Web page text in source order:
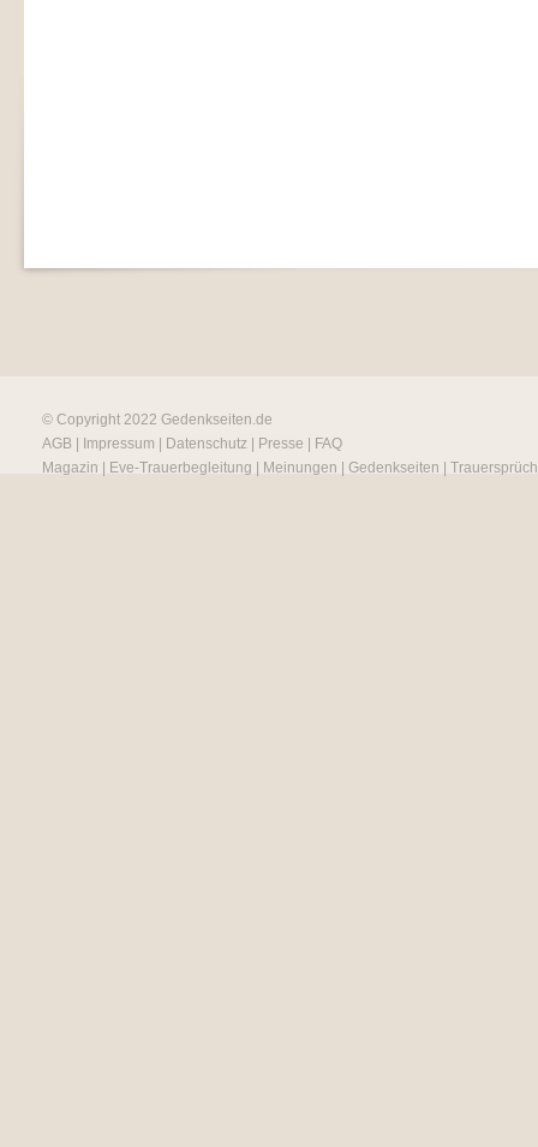
© Copyright 2022 Gedenkseiten.de
AGB
Impressum Datenschutz Presse
FAQ
Magazin
Eve-Trauerbegleitung Meinungen Gedenkseiten